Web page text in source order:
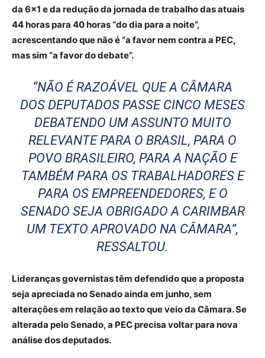
da 6×1 e da redução da jornada de trabalho das atuais
44 horas para 40 horas “do dia para a noite”,
acrescentando que não é “a favor nem contra a PEC,
mas sim “a favor do debate”.
“NÃO É RAZOÁVEL QUE A CÂMARA
DOS DEPUTADOS PASSE CINCO MESES
DEBATENDO UM ASSUNTO MUITO
RELEVANTE PARA O BRASIL, PARA O
POVO BRASILEIRO, PARA A NAÇÃO E
TAMBÉM PARA OS TRABALHADORES E
PARA OS EMPREENDEDORES, E O
SENADO SEJA OBRIGADO A CARIMBAR
UM TEXTO APROVADO NA CÂMARA”,
RESSALTOU.
Lideranças governistas têm defendido que a proposta
seja apreciada no Senado ainda em junho, sem
alterações em relação ao texto que veio da Câmara. Se
alterada pelo Senado, a PEC precisa voltar para nova
análise dos deputados.